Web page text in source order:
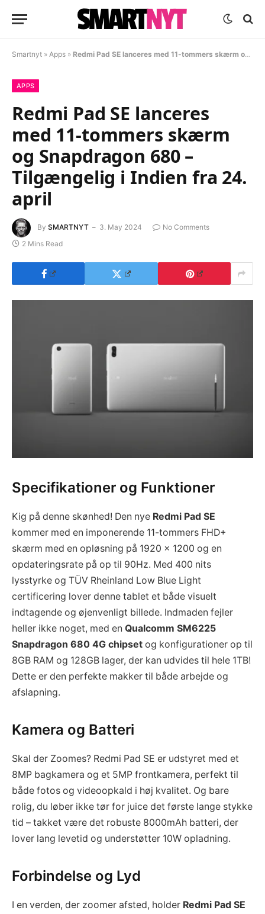
Smartnyt » Apps » Redmi Pad SE lanceres med 11-tommers skærm og Snapdragon 680 – Tilgængelig i Indien fra 24. april
APPS
Redmi Pad SE lanceres
med 11-tommers skærm
og Snapdragon 680 –
Tilgængelig i Indien fra 24.
april
By SMARTNYT 3. May 2024
No Comments
2 Mins Read
Specifikationer og Funktioner
Kig på denne skønhed! Den nye Redmi Pad SE
kommer med en imponerende 11-tommers FHD+
skærm med en opløsning på 1920 x 1200 og en
opdateringsrate på op til 90Hz. Med 400 nits
lysstyrke og TÜV Rheinland Low Blue Light
certificering lover denne tablet et både visuelt
indtagende og øjenvenligt billede. Indmaden fejler
heller ikke noget, med en Qualcomm SM6225
Snapdragon 680 4G chipset og konfigurationer op til
8GB RAM og 128GB lager, der kan udvides til hele 1TB!
Dette er den perfekte makker til både arbejde og
afslapning.
Kamera og Batteri
Skal der Zoomes? Redmi Pad SE er udstyret med et
8MP bagkamera og et 5MP frontkamera, perfekt til
både fotos og videoopkald i høj kvalitet. Og bare
rolig, du løber ikke tør for juice det første lange stykke
tid – takket være det robuste 8000mAh batteri, der
lover lang levetid og understøtter 10W opladning.
Forbindelse og Lyd
I en verden, der zoomer afsted, holder Redmi Pad SE